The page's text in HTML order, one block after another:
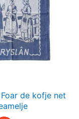
de kofje net